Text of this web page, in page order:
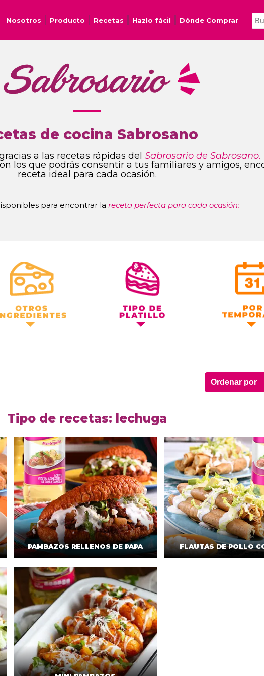
Nosotros Producto Recetas Hazlo fácil Dónde Comprar
de cocina Sabrosano
a las recetas rápidas del Sabrosario de Sabrosano.
los que podrás consentir a tus familiares y amigos,
receta ideal para cada ocasión.
para encontrar la receta perfecta para cada ocasión:
Otros Ingredientes Tipo de Platillo Por
Tipo de recetas: lechuga
PAMBAZOS RELLENOS DE PAPA FLAUTAS DE POLLO